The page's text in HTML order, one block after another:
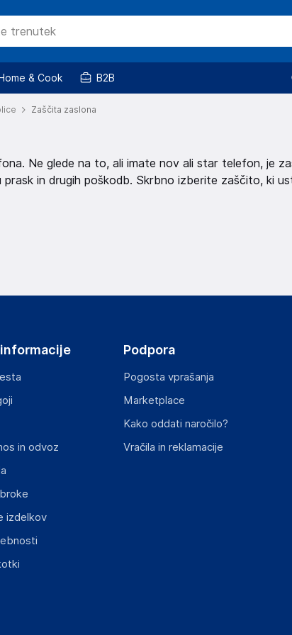
& Cook B2B
Zaščita zaslona
Ne glede na to, ali imate nov ali star telefon, je
in drugih poškodb. Skrbno izberite zaščito, ki
in odvoz
izdelkov
Podpora
Pogosta vprašanja
Marketplace
Kako oddati naročilo?
Vračila in reklamacije